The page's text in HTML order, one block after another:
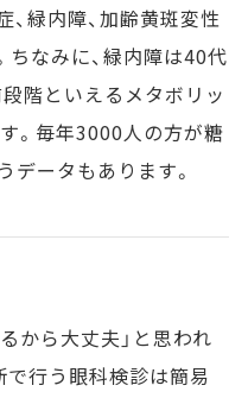
緑内障、加齢黄斑変性
なみに、緑内障は40代
階といえるメタボリッ
。毎年3000人の方が糖
データもあります。
から大丈夫」と思われ
で行う眼科検診は簡易